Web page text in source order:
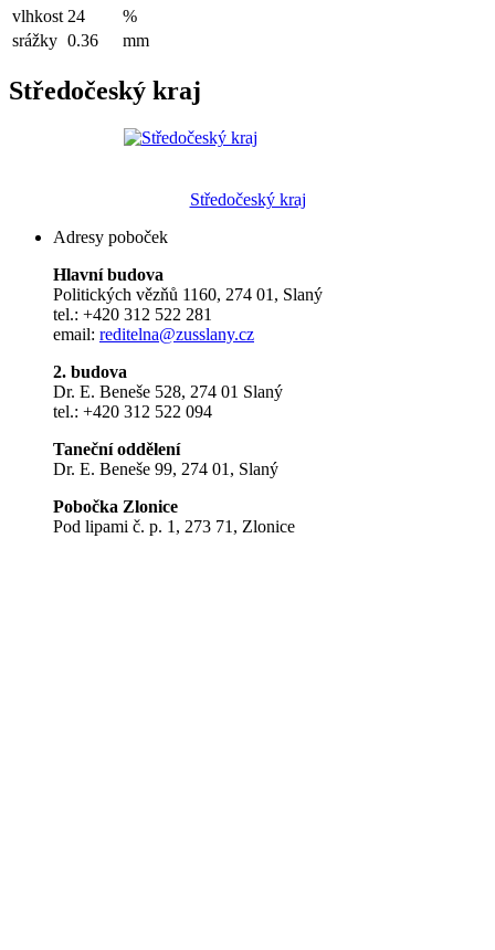
vlhkost 24
%
srážky 0.36 mm
Středočeský kraj
Středočeský kraj
Adresy poboček
Hlavní budova
Politických vězňů 1160, 274 01, Slaný
tel.: +420 312 522 281
email: reditelna@zusslany.cz
2. budova
Dr. E. Beneše 528, 274 01 Slaný
tel.: +420 312 522 094
Taneční oddělení
Dr. E. Beneše 99, 274 01, Slaný
Pobočka Zlonice
Pod lipami č. p. 1, 273 71, Zlonice